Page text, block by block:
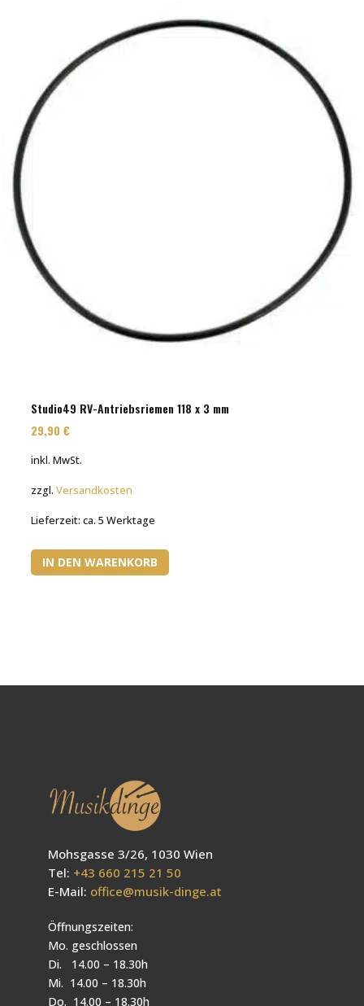
Studio49 RV-Antriebsriemen 118 x 3 mm
29,90€
inkl. MwSt.
zzgl.Versandkosten
Lieferzeit:ca. 5 Werktage
IN DEN WARENKORB
Mohsgasse 3/26, 1030 Wien
Tel: +43 660 215 21 50
E-Mail: office@musik-dinge.at
Öffnungszeiten:
Mo. geschlossen
Di. 14.00 – 18.30h
Mi. 14.00 – 18.30h
Do. 14.00 – 18.30h